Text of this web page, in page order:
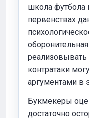
школа
первенствах
контратаки
аргументами в
Букмекеры
достаточно